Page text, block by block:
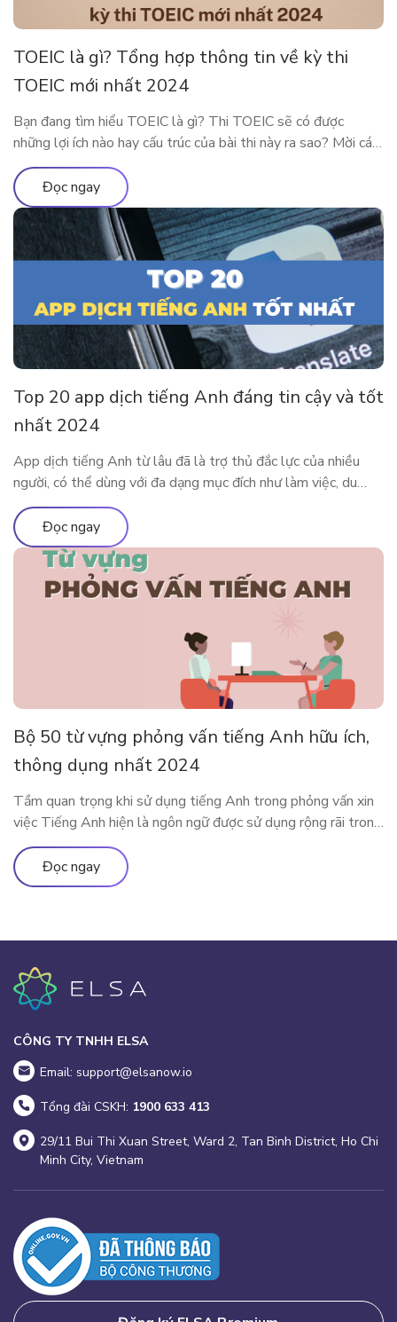
TOEIC là gì? Tổng hợp thông tin về kỳ thi
TOEIC mới nhất 2024
Bạn đang tìm hiểu TOEIC là gì? Thi TOEIC sẽ có được
những lợi ích nào hay cấu trúc của bài thi này ra sao? Mời các
độc giả theo chân ELSA Premium để tìm hiểu tất tần tật về
chứng chỉ TOEIC 2024 nhé! TOEIC là gì? Trên các diễn đàn
học tiếng Anh […]
Đọc ngay
Top 20 app dịch tiếng Anh đáng tin cậy và tốt
nhất 2024
App dịch tiếng Anh từ lâu đã là trợ thủ đắc lực của nhiều
người, có thể dùng với đa dạng mục đích như làm việc, du
lịch, học tập,… Cùng tìm hiểu 20 app dịch tiếng Anh tiện lợi
và phổ biến nhất tại đây nhé. Ưu nhược điểm của việc sử
dụng app […]
Đọc ngay
Bộ 50 từ vựng phỏng vấn tiếng Anh hữu ích,
thông dụng nhất 2024
Tầm quan trọng khi sử dụng tiếng Anh trong phỏng vấn xin
việc Tiếng Anh hiện là ngôn ngữ được sử dụng rộng rãi trong
cả giao tiếp đời sống cũng như trong công việc. Rất nhiều các
doanh nghiệp đã liệt kê tiếng Anh như một yêu cầu quan
trọng trong bản mô tả […]
Đọc ngay
CÔNG TY TNHH ELSA
Email: support@elsanow.io
Tổng đài CSKH: 1900 633 413
29/11 Bui Thi Xuan Street, Ward 2, Tan Binh District, Ho Chi
Minh City, Vietnam